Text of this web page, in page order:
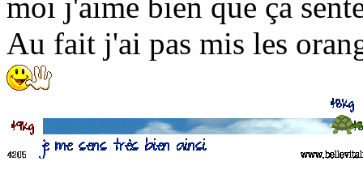
Au fait j'ai pas mis les